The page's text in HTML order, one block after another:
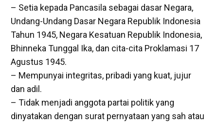
– Setia kepada Pancasila sebagai dasar Negara,
Undang-Undang Dasar Negara Republik Indonesia
Tahun 1945, Negara Kesatuan Republik Indonesia,
Bhinneka Tunggal Ika, dan cita-cita Proklamasi 17
Agustus 1945.
– Mempunyai integritas, pribadi yang kuat, jujur
dan adil.
– Tidak menjadi anggota partai politik yang
dinyatakan dengan surat pernyataan yang sah atau